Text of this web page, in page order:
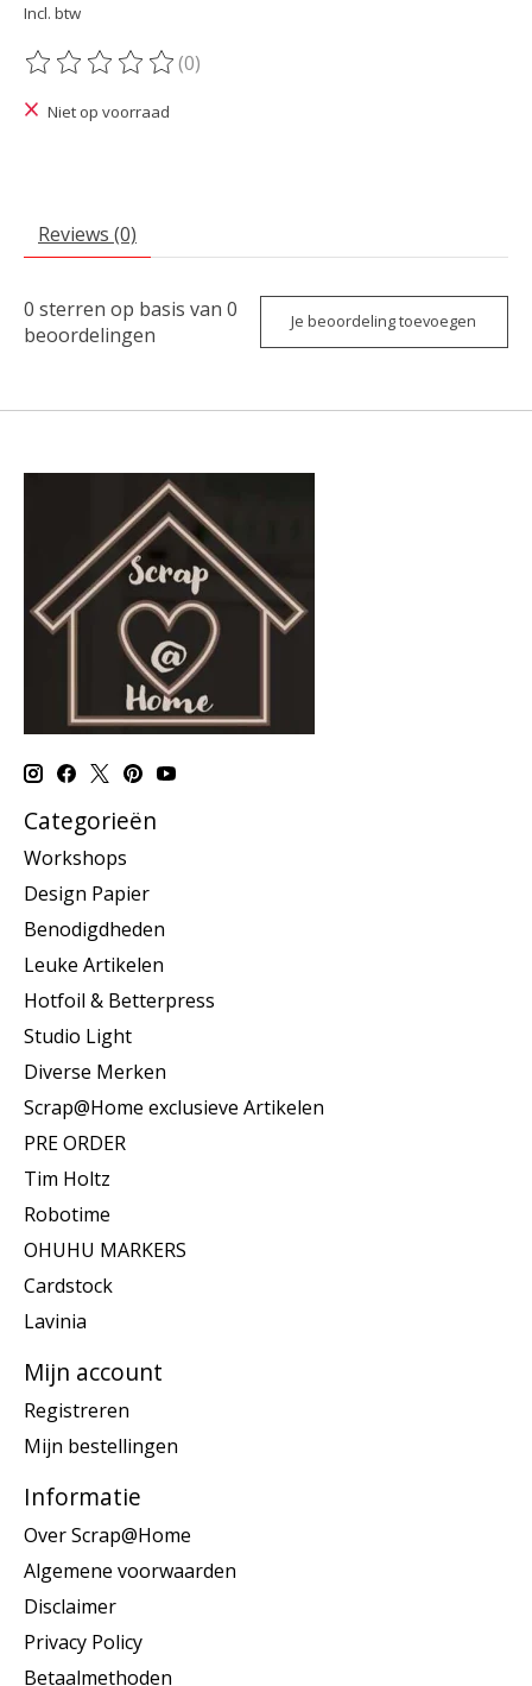
Incl. btw
De beoordeling van dit product is
(0)
Niet op voorraad
Reviews (0)
0 sterren op basis van 0
beoordelingen
Je beoordeling toevoegen
Categorieën
Workshops
Design Papier
Benodigdheden
Leuke Artikelen
Hotfoil & Betterpress
Studio Light
Diverse Merken
Scrap@Home exclusieve Artikelen
PRE ORDER
Tim Holtz
Robotime
OHUHU MARKERS
Cardstock
Lavinia
Mijn account
Registreren
Mijn bestellingen
Informatie
Over Scrap@Home
Algemene voorwaarden
Disclaimer
Privacy Policy
Betaalmethoden